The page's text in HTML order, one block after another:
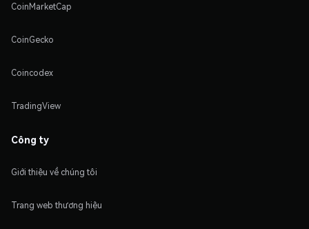
CoinMarketCap
CoinGecko
Coincodex
TradingView
Công ty
Giới thiệu về chúng tôi
Trang web thương hiệu